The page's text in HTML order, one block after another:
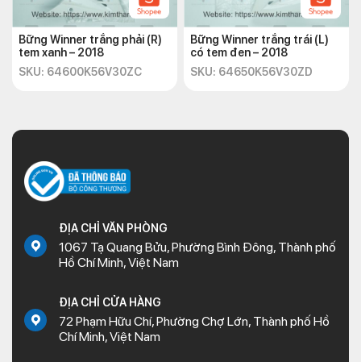
Bững Winner trắng phải (R)
tem xanh – 2018
SKU: 64600K56V30ZC
Bững Winner trắng trái (L)
có tem đen – 2018
SKU: 64650K56V30ZD
ĐỊA CHỈ VĂN PHÒNG
1067 Tạ Quang Bửu, Phường Bình Đông, Thành phố
Hồ Chí Minh, Việt Nam
ĐỊA CHỈ CỬA HÀNG
72 Phạm Hữu Chí, Phường Chợ Lớn, Thành phố Hồ
Chí Minh, Việt Nam